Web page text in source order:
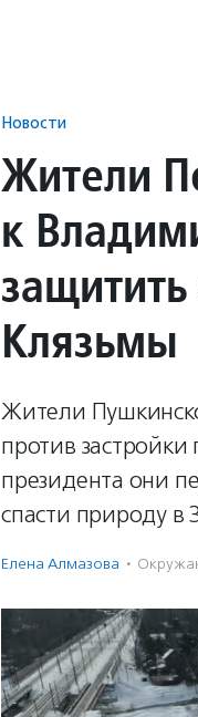
Новости
Жители
к
Клязьмы
Жители
против
президента они
спасти природу в
Елена Алмазова ·